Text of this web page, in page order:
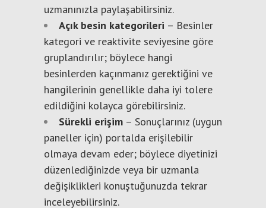
uzmanınızla paylaşabilirsiniz.
Açık besin kategorileri – Besinler
kategori ve reaktivite seviyesine göre
gruplandırılır; böylece hangi
besinlerden kaçınmanız gerektiğini ve
hangilerinin genellikle daha iyi tolere
edildiğini kolayca görebilirsiniz.
Sürekli erişim – Sonuçlarınız (uygun
paneller için) portalda erişilebilir
olmaya devam eder; böylece diyetinizi
düzenlediğinizde veya bir uzmanla
değişiklikleri konuştuğunuzda tekrar
inceleyebilirsiniz.